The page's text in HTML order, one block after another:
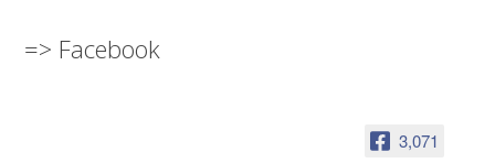
=> Facebook
3,071